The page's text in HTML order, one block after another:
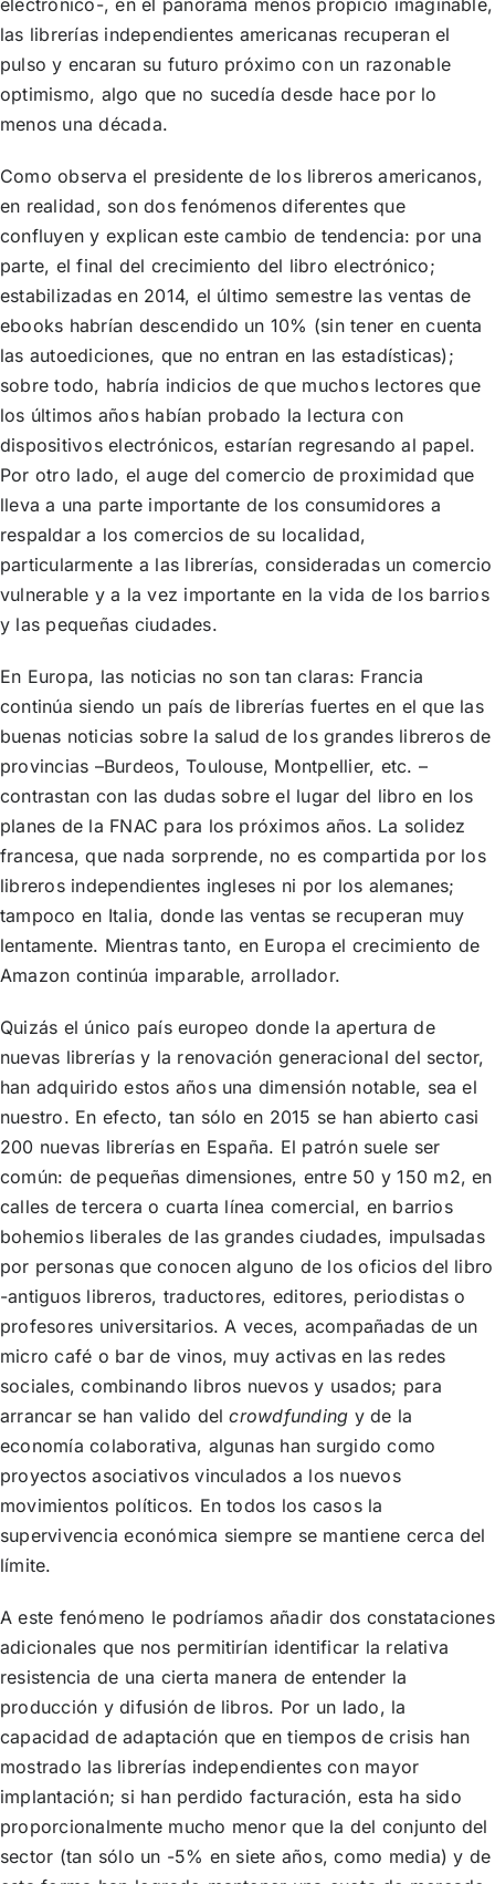
las librerías independientes americanas recuperan el
pulso y encaran su futuro próximo con un razonable
optimismo, algo que no sucedía desde hace por lo
menos una década.
Como observa el presidente de los libreros americanos,
en realidad, son dos fenómenos diferentes que
confluyen y explican este cambio de tendencia: por una
parte, el final del crecimiento del libro electrónico;
estabilizadas en 2014, el último semestre las ventas de
ebooks habrían descendido un 10% (sin tener en cuenta
las autoediciones, que no entran en las estadísticas);
sobre todo, habría indicios de que muchos lectores que
los últimos años habían probado la lectura con
dispositivos electrónicos, estarían regresando al papel.
Por otro lado, el auge del comercio de proximidad que
lleva a una parte importante de los consumidores a
respaldar a los comercios de su localidad,
particularmente a las librerías, consideradas un comercio
vulnerable y a la vez importante en la vida de los barrios
y las pequeñas ciudades.
En Europa, las noticias no son tan claras: Francia
continúa siendo un país de librerías fuertes en el que las
buenas noticias sobre la salud de los grandes libreros de
provincias –Burdeos, Toulouse, Montpellier, etc. –
contrastan con las dudas sobre el lugar del libro en los
planes de la FNAC para los próximos años. La solidez
francesa, que nada sorprende, no es compartida por los
libreros independientes ingleses ni por los alemanes;
tampoco en Italia, donde las ventas se recuperan muy
lentamente. Mientras tanto, en Europa el crecimiento de
Amazon continúa imparable, arrollador.
Quizás el único país europeo donde la apertura de
nuevas librerías y la renovación generacional del sector,
han adquirido estos años una dimensión notable, sea el
nuestro. En efecto, tan sólo en 2015 se han abierto casi
200 nuevas librerías en España. El patrón suele ser
común: de pequeñas dimensiones, entre 50 y 150 m2, en
calles de tercera o cuarta línea comercial, en barrios
bohemios liberales de las grandes ciudades, impulsadas
por personas que conocen alguno de los oficios del libro
-antiguos libreros, traductores, editores, periodistas o
profesores universitarios. A veces, acompañadas de un
micro café o bar de vinos, muy activas en las redes
sociales, combinando libros nuevos y usados; para
arrancar se han valido delcrowdfunding y de la
economía colaborativa, algunas han surgido como
proyectos asociativos vinculados a los nuevos
movimientos políticos. En todos los casos la
supervivencia económica siempre se mantiene cerca del
límite.
A este fenómeno le podríamos añadir dos constataciones
adicionales que nos permitirían identificar la relativa
resistencia de una cierta manera de entender la
producción y difusión de libros. Por un lado, la
capacidad de adaptación que en tiempos de crisis han
mostrado las librerías independientes con mayor
implantación; si han perdido facturación, esta ha sido
proporcionalmente mucho menor que la del conjunto del
sector (tan sólo un -5% en siete años, como media) y de